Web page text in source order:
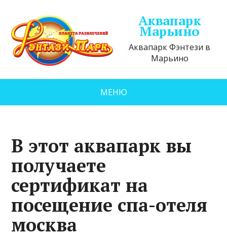
Аквапарк
Марьино
Аквапарк Фэнтези в
Марьино
МЕНЮ
В этот аквапарк вы
получаете
сертификат на
посещение спа-отеля
москва